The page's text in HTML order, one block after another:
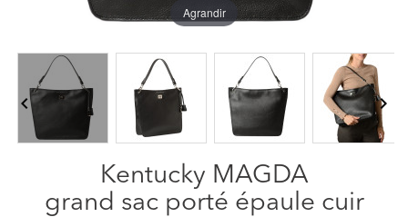
Agrandir
 
Kentucky MAGDA
grand sac porté épaule cuir